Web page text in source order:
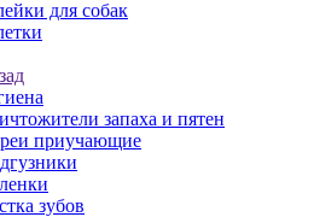
для собак
запаха и пятен
приучающие
зубов